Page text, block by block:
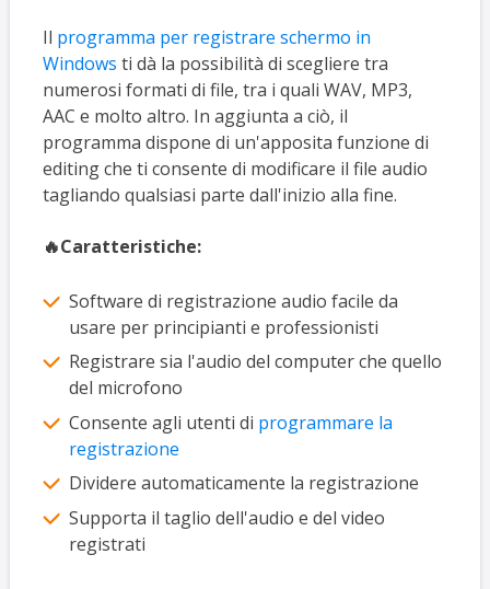
Il programma per registrare schermo in
Windows ti dà la possibilità di scegliere tra
numerosi formati di file, tra i quali WAV, MP3,
AAC e molto altro. In aggiunta a ciò, il
programma dispone di un'apposita funzione di
editing che ti consente di modificare il file audio
tagliando qualsiasi parte dall'inizio alla fine.
🔥Caratteristiche:
Software di registrazione audio facile da
usare per principianti e professionisti
Registrare sia l'audio del computer che quello
del microfono
Consente agli utenti di programmare la
registrazione
Dividere automaticamente la registrazione
Supporta il taglio dell'audio e del video
registrati